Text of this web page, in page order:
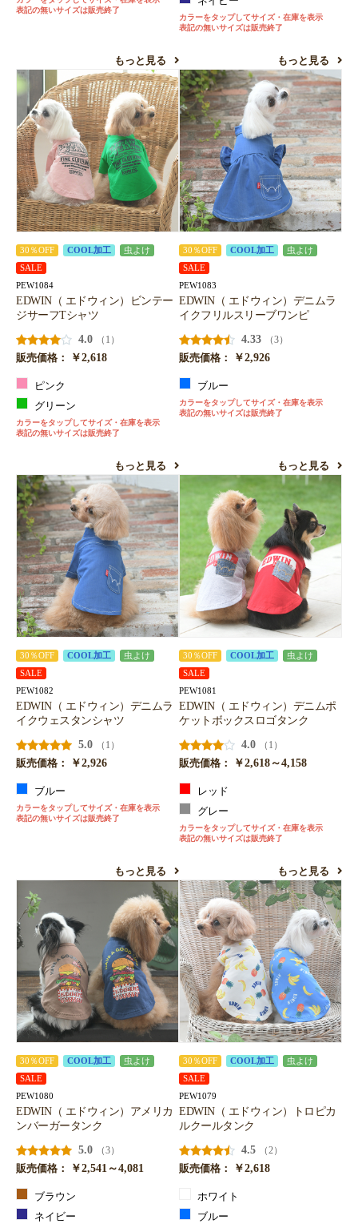
表記の無いサイズは販売終了
もっと見る
カラーをタップしてサイズ・在庫を表示
表記の無いサイズは販売終了
もっと見る
30％OFF COOL加工
虫よけ
SALE
PEW1084
EDWIN（ エドウィン）ビンテー
ジサーフTシャツ
4.0
（1）
販売価格：
￥2,618
ピンク
グリーン
カラーをタップしてサイズ・在庫を表示
表記の無いサイズは販売終了
もっと見る
30％OFF COOL加工
虫よけ
SALE
PEW1083
EDWIN（ エドウィン）デニムラ
イクフリルスリーブワンピ
4.33
（3）
販売価格：
￥2,926
ブルー
カラーをタップしてサイズ・在庫を表示
表記の無いサイズは販売終了
もっと見る
30％OFF COOL加工
虫よけ
SALE
PEW1082
EDWIN（ エドウィン）デニムラ
イクウェスタンシャツ
5.0
（1）
販売価格：
￥2,926
ブルー
カラーをタップしてサイズ・在庫を表示
表記の無いサイズは販売終了
もっと見る
30％OFF COOL加工
虫よけ
SALE
PEW1081
EDWIN（ エドウィン）デニムポ
ケットボックスロゴタンク
4.0
（1）
販売価格：
￥2,618～4,158
レッド
グレー
カラーをタップしてサイズ・在庫を表示
表記の無いサイズは販売終了
もっと見る
30％OFF COOL加工
虫よけ
SALE
PEW1080
EDWIN（ エドウィン）アメリカ
ンバーガータンク
5.0
（3）
販売価格：
￥2,541～4,081
ブラウン
ネイビー
30％OFF COOL加工
虫よけ
SALE
PEW1079
EDWIN（ エドウィン）トロピカ
ルクールタンク
4.5
（2）
販売価格：
￥2,618
ホワイト
ブルー
お買い物を続ける カートへ進む